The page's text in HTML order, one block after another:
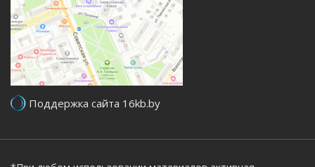
Поддержка сайта 16kb.by